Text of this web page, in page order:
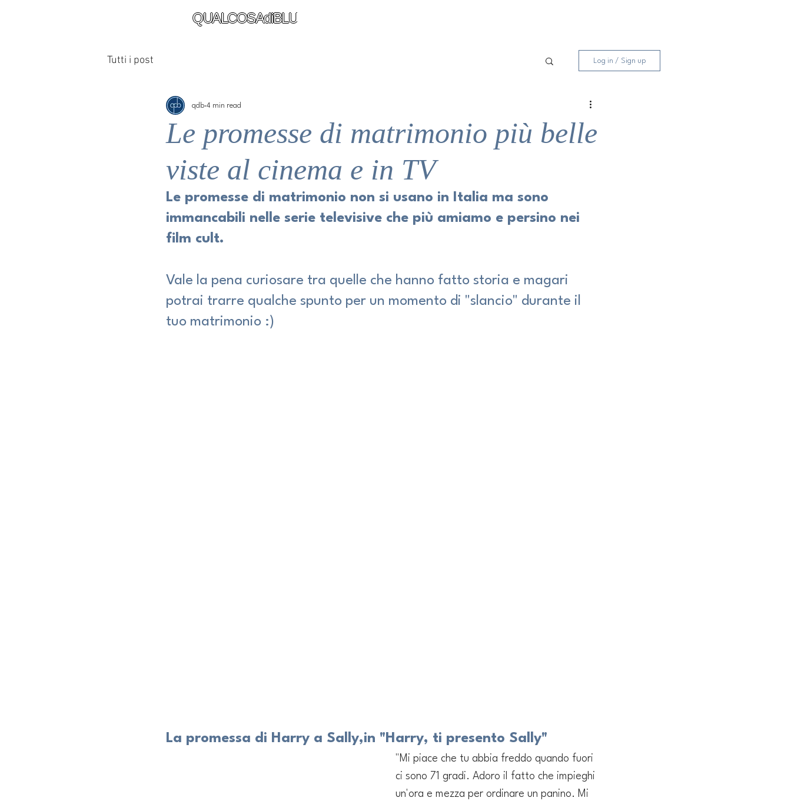
QUALCOSAdiBLU
Tutti i post Log in / Sign up
Le promesse di matrimonio più belle
viste al cinema e in TV
qdb 4 min read
Le promesse di matrimonio non si usano in Italia ma sono
immancabili nelle serie televisive che più amiamo e persino nei
film cult.
Vale la pena curiosare tra quelle che hanno fatto storia e magari
potrai trarre qualche spunto per un momento di "slancio" durante il
tuo matrimonio :)
La promessa di Harry a Sally,in "Harry, ti presento Sally"
"Mi piace che tu abbia freddo quando fuori
ci sono 71 gradi. Adoro il fatto che impieghi
un'ora e mezza per ordinare un panino. Mi